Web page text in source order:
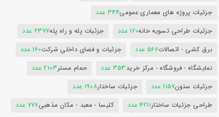
جزئیات پروژه های معماری عمومی344 عدد
جزئیات طراحی تسویه خانه120 عدد جزئیات پله و راه پله2377 عدد
برق کشی - اتصالات566 عدد جزئیات و فضای داخلی شرکت160 عدد
نمایشگاه - فروشگاه - مرکز خرید353 عدد حمام مستر2103 عدد
جزئیات ستون1157 عدد جزئیات ساختار1908 عدد
طراحی جزئیات ساختار4211 عدد کلیسا - معبد - مکان مذهبی777 عدد